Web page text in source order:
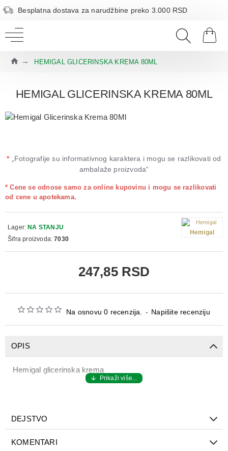
Besplatna dostava za narudžbine preko 3.000 RSD
HEMIGAL GLICERINSKA KREMA 80ML
HEMIGAL GLICERINSKA KREMA 80ML
* „Fotografije su informativnog karaktera i mogu se razlikovati od
ambalaže proizvoda“
Na osnovu 0 recenzija. - Napišite recenziju
* Cene se odnose samo za online kupovinu i mogu se razlikovati
od cene u apotekama.
247,85 RSD
Lager: NA STANJU
Šifra proizvoda: 7030
Hemigal
OPIS
Hemigal glicerinska krema
DEJSTVO
KOMENTARI